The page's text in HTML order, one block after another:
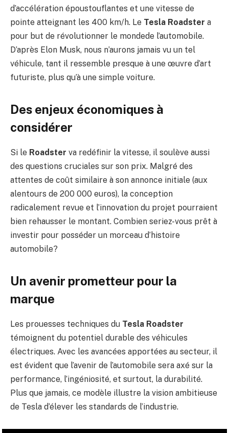
d’accélération époustouflantes et une vitesse de
pointe atteignant les 400 km/h. Le Tesla Roadster a
pour but de révolutionner le mondede l’automobile.
D’après Elon Musk, nous n’aurons jamais vu un tel
véhicule, tant il ressemble presque à une œuvre d’art
futuriste, plus qu’à une simple voiture.
Des enjeux économiques à
considérer
Si le Roadster va redéfinir la vitesse, il soulève aussi
des questions cruciales sur son prix. Malgré des
attentes de coût similaire à son annonce initiale (aux
alentours de 200 000 euros), la conception
radicalement revue et l’innovation du projet pourraient
bien rehausser le montant. Combien seriez-vous prêt à
investir pour posséder un morceau d’histoire
automobile?
Un avenir prometteur pour la
marque
Les prouesses techniques du Tesla Roadster
témoignent du potentiel durable des véhicules
électriques. Avec les avancées apportées au secteur, il
est évident que l’avenir de l’automobile sera axé sur la
performance, l’ingéniosité, et surtout, la durabilité.
Plus que jamais, ce modèle illustre la vision ambitieuse
de Tesla d’élever les standards de l’industrie.